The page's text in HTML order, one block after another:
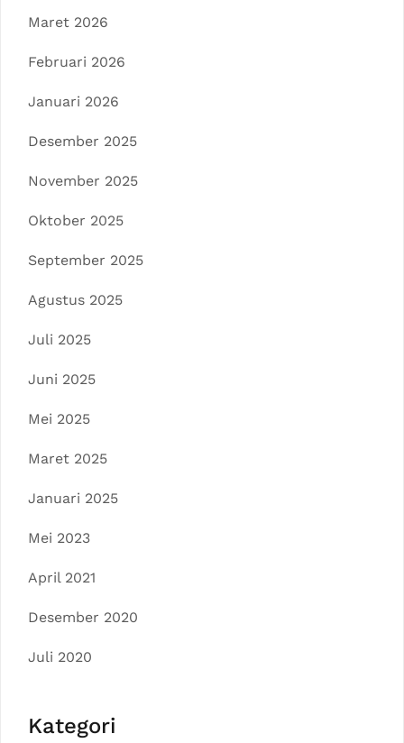
Maret 2026
Februari 2026
Januari 2026
Desember 2025
November 2025
Oktober 2025
September 2025
Agustus 2025
Juli 2025
Juni 2025
Mei 2025
Maret 2025
Januari 2025
Mei 2023
April 2021
Desember 2020
Juli 2020
Kategori